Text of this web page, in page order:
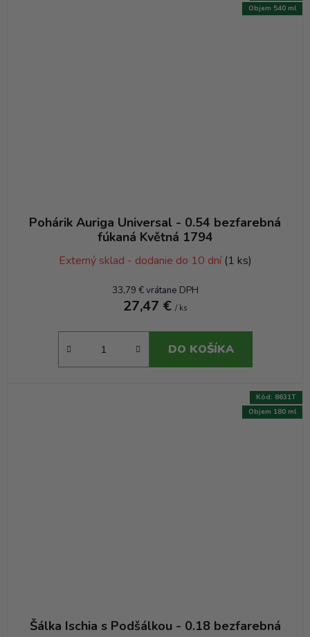
Pohárik Auriga Universal - 0.54 bezfarebná
fúkaná Květná 1794
Externý sklad - dodanie do 10 dní (1 ks)
33,79 € vrátane DPH
27,47 € / ks
DO KOŠÍKA
Objem 540 ml
Šálka Ischia s Podšálkou - 0.18 bezfarebná
Objem 180 ml
Kód: 8631T